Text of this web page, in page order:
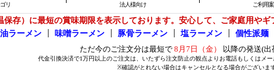
リ 法人様向け ご利用
保存）に最短の賞味期限を表示しております。安心して、ご家庭用やギ
ラーメン 味噌ラーメン 豚骨ラーメン 塩ラーメン 個性派麺